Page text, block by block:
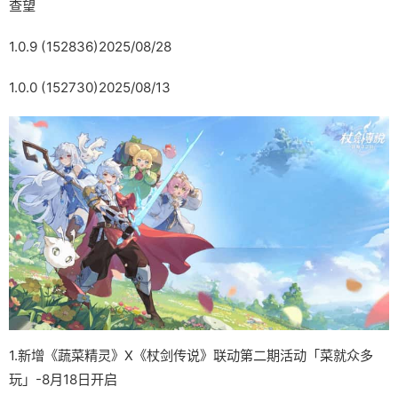
查望
1.0.9 (152836)2025/08/28
1.0.0 (152730)2025/08/13
1.新增《蔬菜精灵》X《杖剑传说》联动第二期活动「菜就众多
玩」-8月18日开启